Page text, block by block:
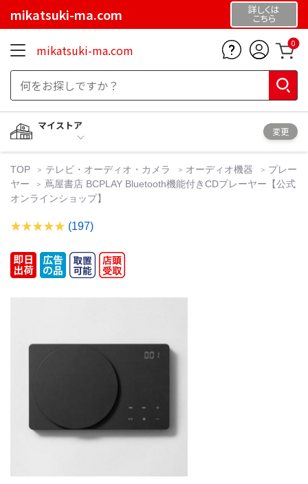
mikatsuki-ma.com 詳しくは
こちら
mikatsuki-ma.com 0
マイストア
変更
TOP テレビ・オーディオ・カメラ オーディオ機器
プレー
ヤー
蔦屋書店 BCPLAY Bluetooth機能付きCDプレーヤー【公式
オンラインショップ】
(197)